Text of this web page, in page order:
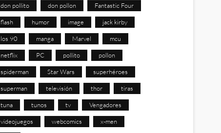
don pollito don pollon Fantastic Four
flash humor image jack kirby
los 90 manga Marvel mcu
netflix PC pollito pollon
spiderman Star Wars superhéroes
superman televisión thor tiras
tuna tunos tv Vengadores
videojuegos webcomics x-men